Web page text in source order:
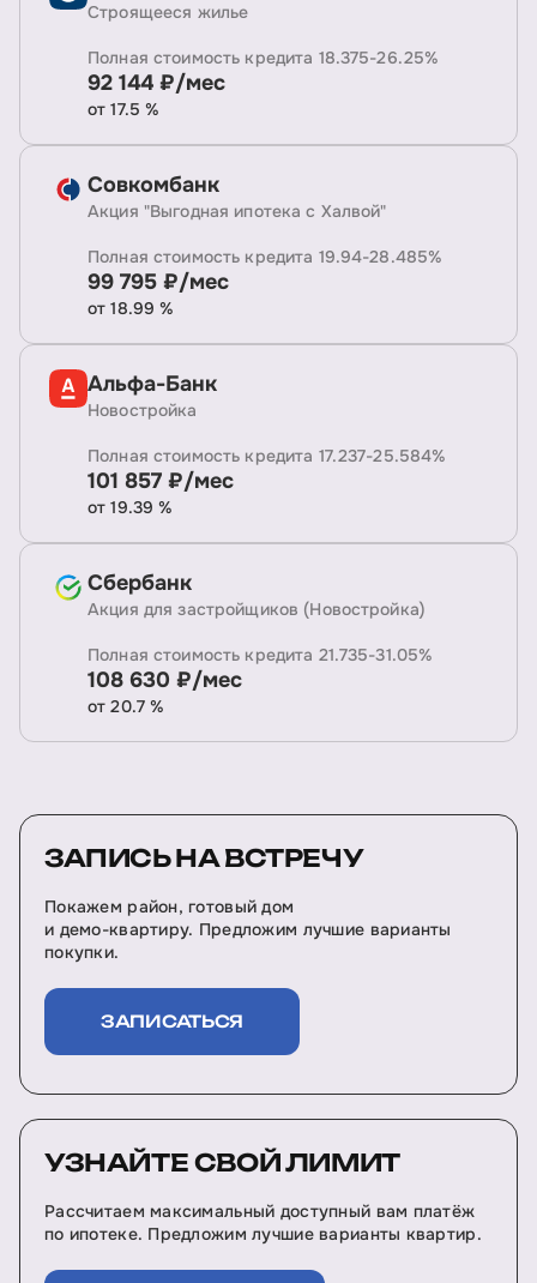
Строящееся жилье
Полная стоимость кредита 18.375-26.25%
92 144 ₽/мес
от 17.5 %
Совкомбанк
Акция "Выгодная ипотека с Халвой"
Полная стоимость кредита 19.94-28.485%
99 795 ₽/мес
от 18.99 %
Альфа-Банк
Новостройка
Полная стоимость кредита 17.237-25.584%
101 857 ₽/мес
от 19.39 %
Сбербанк
Акция для застройщиков (Новостройка)
Полная стоимость кредита 21.735-31.05%
108 630 ₽/мес
от 20.7 %
ЗАПИСЬ НА ВСТРЕЧУ
Покажем район, готовый дом
и демо-квартиру. Предложим лучшие варианты
покупки.
ЗАПИСАТЬСЯ
УЗНАЙТЕ СВОЙ ЛИМИТ
Рассчитаем максимальный доступный вам платёж
по ипотеке. Предложим лучшие варианты квартир.